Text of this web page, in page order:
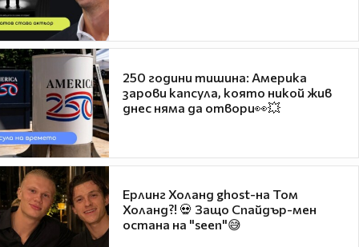
250 години тишина: Америка
зарови капсула, която никой жив
днес няма да отвори👀💥
Ерлинг Холанд ghost-на Том
Холанд?! 💀 Защо Спайдър-мен
остана на "seen"😅